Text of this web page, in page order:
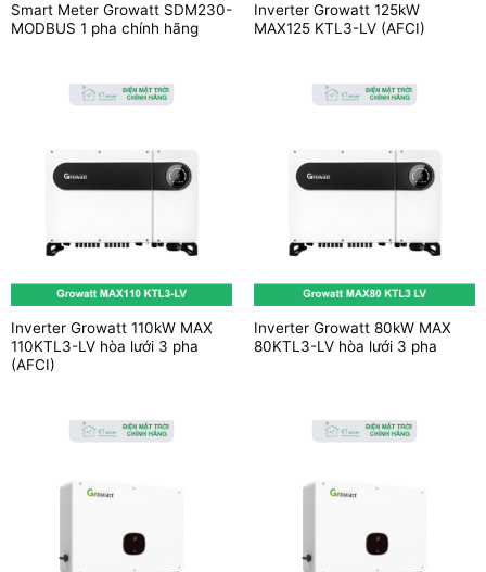
Smart Meter Growatt SDM230-
MODBUS 1 pha chính hãng
Inverter Growatt 125kW
MAX125 KTL3-LV (AFCI)
Inverter Growatt 110kW MAX
110KTL3-LV hòa lưới 3 pha
(AFCI)
Inverter Growatt 80kW MAX
80KTL3-LV hòa lưới 3 pha